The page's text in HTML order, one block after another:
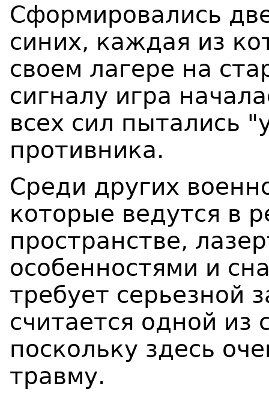
Сформировались
синих, каждая из
своем лагере на
сигналу игра
всех сил пытались
противника.
Среди других
которые ведутся в
пространстве,
особенностями и
требует серьезной
считается одной из
поскольку здесь
травму.